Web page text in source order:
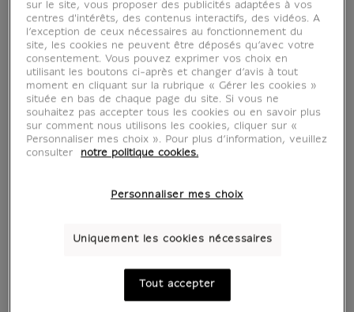
voir en situation zoom produit
sur le site, vous proposer des publicités adaptées à vos
centres d'intérêts, des contenus interactifs, des vidéos. A
l’exception de ceux nécessaires au fonctionnement du
site, les cookies ne peuvent être déposés qu’avec votre
consentement. Vous pouvez exprimer vos choix en
utilisant les boutons ci-après et changer d’avis à tout
moment en cliquant sur la rubrique « Gérer les cookies »
située en bas de chaque page du site. Si vous ne
souhaitez pas accepter tous les cookies ou en savoir plus
sur comment nous utilisons les cookies, cliquer sur «
Personnaliser mes choix ». Pour plus d’information, veuillez
consulter
notre politique cookies.
Personnaliser mes choix
Uniquement les cookies nécessaires
Tout accepter